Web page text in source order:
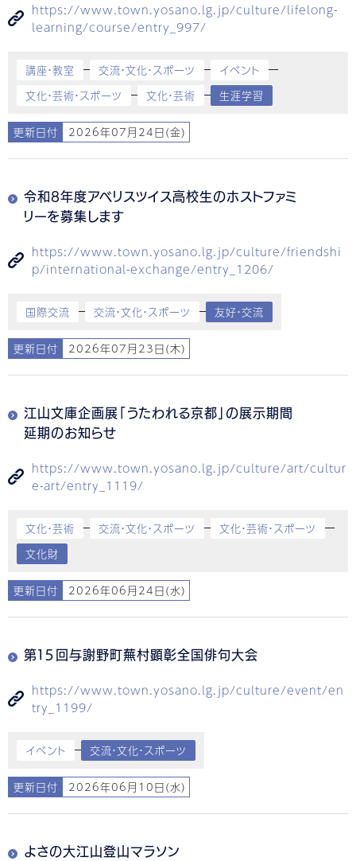
https://www.town.yosano.lg.jp/culture/lifelong-
learning/course/entry_997/
講座・教室 交流・文化・スポーツ
イベント
文化・芸術・スポーツ
文化・芸術 生涯学習
更新日付 2026年07月24日(金)
令和8年度アベリスツイス高校生のホストファミ
リーを募集します
https://www.town.yosano.lg.jp/culture/friendshi
p/international-exchange/entry_1206/
国際交流 交流・文化・スポーツ 友好・交流
更新日付 2026年07月23日(木)
江山文庫企画展「うたわれる京都」の展示期間
延期のお知らせ
https://www.town.yosano.lg.jp/culture/art/cultur
e-art/entry_1119/
文化・芸術 交流・文化・スポーツ
文化・芸術・スポーツ
文化財
更新日付 2026年06月24日(水)
第１５回与謝野町蕪村顕彰全国俳句大会
https://www.town.yosano.lg.jp/culture/event/en
try_1199/
イベント 交流・文化・スポーツ
更新日付 2026年06月10日(水)
よさの大江山登山マラソン